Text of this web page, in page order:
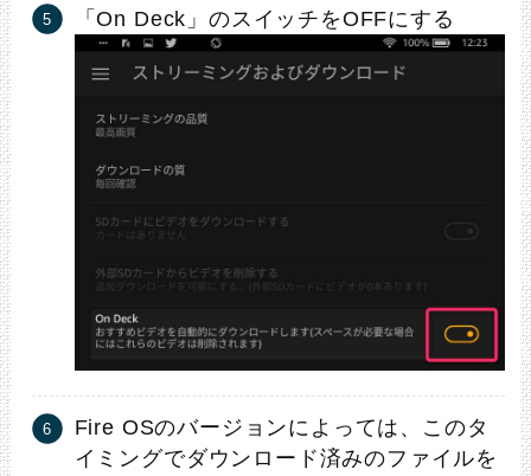
「On Deck」のスイッチをOFFにする
Fire OSのバージョンによっては、このタ
イミングでダウンロード済みのファイルを